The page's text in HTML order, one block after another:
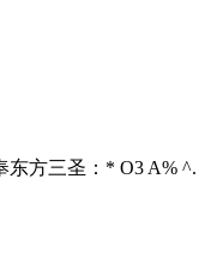
方三圣： * O3 A% ^.